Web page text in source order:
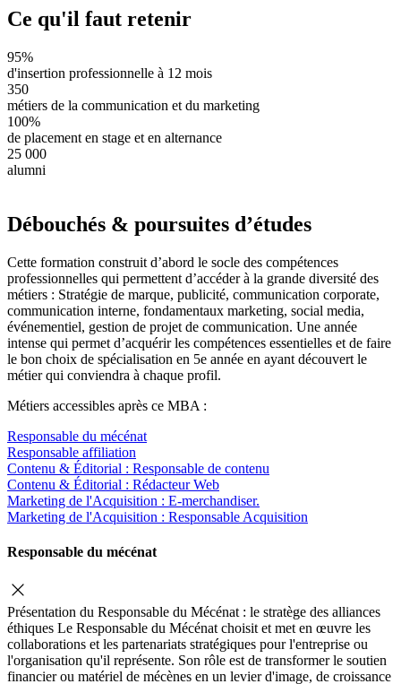
Ce qu'il faut retenir
95%
d'insertion professionnelle à 12 mois
350
métiers de la communication et du marketing
100%
de placement en stage et en alternance
25 000
alumni
Débouchés & poursuites d’études
Cette formation construit d’abord le socle des compétences
professionnelles qui permettent d’accéder à la grande diversité des
métiers : Stratégie de marque, publicité, communication corporate,
communication interne, fondamentaux marketing, social media,
événementiel, gestion de projet de communication. Une année
intense qui permet d’acquérir les compétences essentielles et de faire
le bon choix de spécialisation en 5e année en ayant découvert le
métier qui conviendra à chaque profil.
Métiers accessibles après ce MBA :
Responsable du mécénat
Responsable affiliation
Contenu & Éditorial : Responsable de contenu
Contenu & Éditorial : Rédacteur Web
Marketing de l'Acquisition : E-merchandiser.
Marketing de l'Acquisition : Responsable Acquisition
Responsable du mécénat
Présentation du Responsable du Mécénat : le stratège des alliances
éthiques Le Responsable du Mécénat choisit et met en œuvre les
collaborations et les partenariats stratégiques pour l'entreprise ou
l'organisation qu'il représente. Son rôle est de transformer le soutien
financier ou matériel de mécènes en un levier d'image, de croissance